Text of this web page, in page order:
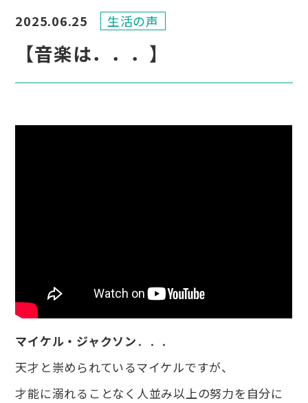
【音楽は．．．】
2025.06.25 生活の声
マイケル・ジャクソン ．．．
天才と崇められているマイケルですが、
才能に溺れることなく人並み以上の努力を自分に